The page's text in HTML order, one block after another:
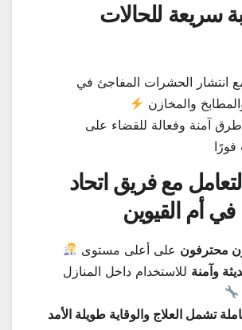
سريعة للحالات
انتشار الحشرات المفاجئ في
والمخازن
آمنة وفعالة للقضاء على
مع فريق اتحاد
في أم القيوين
محترفون على أعلى مستوى
وآمنة للاستخدام داخل المنازل
تشمل العلاج والوقاية طويلة الأمد